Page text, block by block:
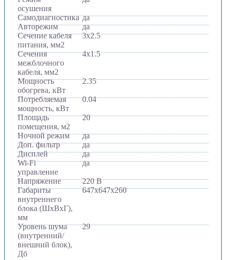
осушения
Самодиагностика да
Авторежим
да
Сечение кабеля
питания, мм2
3x2.5
Сечения
межблочного
кабеля, мм2
4x1.5
Мощность
обогрева, кВт
2.35
Потребляемая
мощность, кВт
0.04
Площадь
помещения, м2
20
Ночной режим
да
Доп. фильтр
да
Дисплей
да
Wi-Fi
управление
да
Напряжение
220 В
Габариты
внутреннего
блока (ШхВхГ),
мм
647х647х260
Уровень шума
(внутренний/
внешний блок),
Дб
29